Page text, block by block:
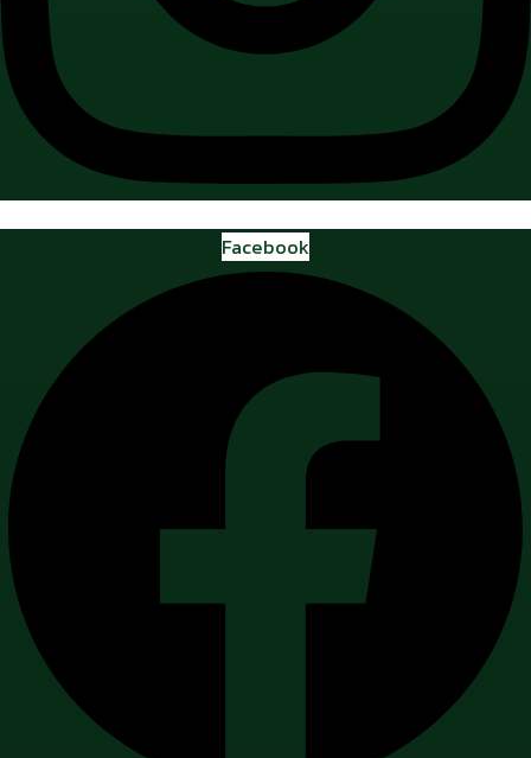
Facebook